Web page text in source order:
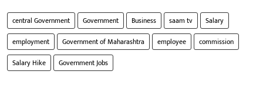
central Government Government Business saam tv
Salary
employment
Government of Maharashtra employee
commission
Salary Hike
Government Jobs